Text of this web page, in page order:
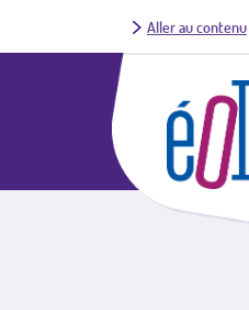
Aller au contenu